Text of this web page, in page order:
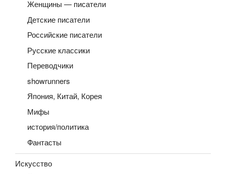
Женщины — писатели
Детские писатели
Российские писатели
Русские классики
Переводчики
showrunners
Япония, Китай, Корея
Мифы
история/политика
Фантасты
Искусство